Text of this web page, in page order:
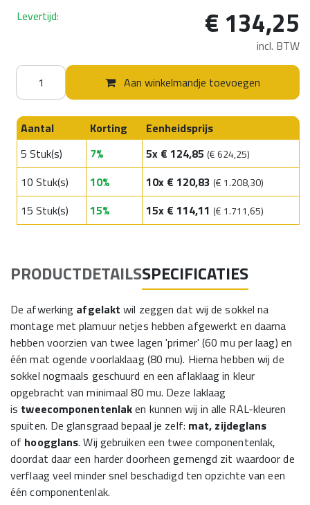
Aan winkelmandje toevoegen
Levertijd: € 134,25
incl. BTW
Aantal Korting
Eenheidsprijs
5 Stuk(s)
7% 5x € 124,85 (€ 624,25)
10 Stuk(s) 10% 10x € 120,83 (€ 1.208,30)
15 Stuk(s) 15% 15x € 114,11 (€ 1.711,65)
PRODUCTDETAILSSPECIFICATIES
De afwerking afgelakt wil zeggen dat wij de sokkel na
montage met plamuur netjes hebben afgewerkt en daarna
hebben voorzien van twee lagen 'primer' (60 mu per laag) en
één mat ogende voorlaklaag (80 mu). Hierna hebben wij de
sokkel nogmaals geschuurd en een aflaklaag in kleur
opgebracht van minimaal 80 mu. Deze laklaag
is tweecomponentenlaken kunnen wij in alle RAL-kleuren
spuiten. De glansgraad bepaal je zelf: mat, zijdeglans
of hoogglans. Wij gebruiken een twee componentenlak,
doordat daar een harder doorheen gemengd zit waardoor de
verflaag veel minder snel beschadigd ten opzichte van een
één componentenlak.